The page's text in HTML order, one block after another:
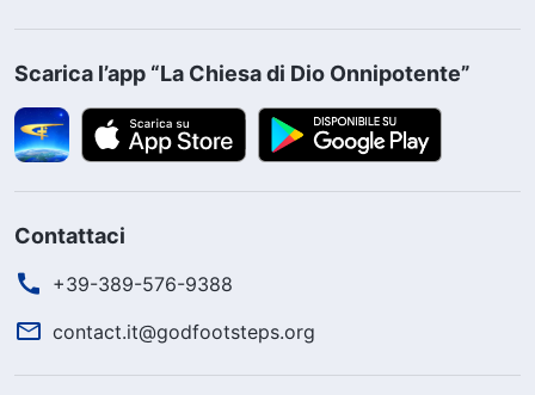
Scarica l’app “La Chiesa di Dio Onnipotente”
Contattaci
+39-389-576-9388
contact.it@godfootsteps.org